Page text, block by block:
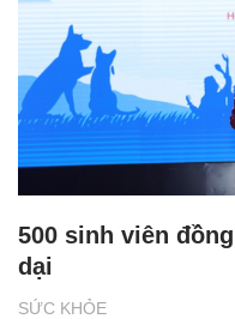
SỨC KHỎE
500 sinh viên
dại